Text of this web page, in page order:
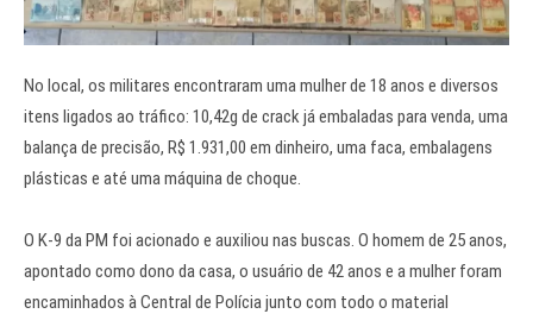
No local, os militares encontraram uma mulher de 18 anos e diversos
itens ligados ao tráfico: 10,42g de crack já embaladas para venda, uma
balança de precisão, R$ 1.931,00 em dinheiro, uma faca, embalagens
plásticas e até uma máquina de choque.
O K-9 da PM foi acionado e auxiliou nas buscas. O homem de 25 anos,
apontado como dono da casa, o usuário de 42 anos e a mulher foram
encaminhados à Central de Polícia junto com todo o material